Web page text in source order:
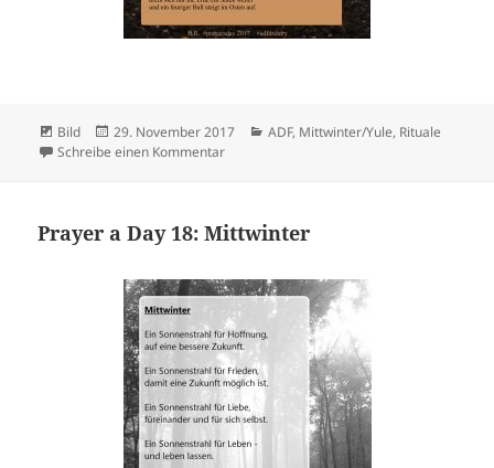
Format
Bild
Veröffentlicht
am
29. November 2017 Kategorien
ADF, Mittwinter/Yule, Rituale
Schreibe einen Kommentarzu Prayer a Day 27: Sonnen-Devotional
Prayer a Day 18: Mittwinter